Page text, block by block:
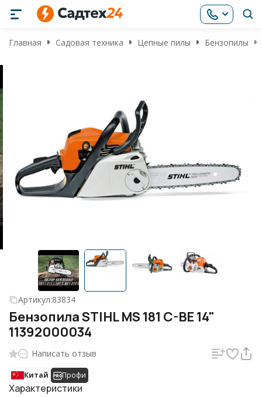
Главная Садовая техника Цепные пилы Бензопилы
Артикул:83834
Бензопила STIHL MS 181 C-BE 14"
11392000034
Написать отзыв
Китай Профи
Характеристики